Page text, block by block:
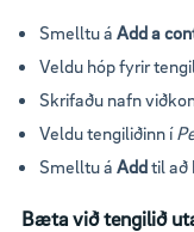
Smelltu á Add a
Veldu hóp fyrir
Skrifaðu nafn
Veldu tengiliðinn í
Smelltu á Addtil að
Bæta við tengilið